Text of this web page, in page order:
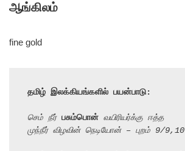
ஆங்கிலம்
fine gold
தமிழ் இலக்கியங்களில் பயன்பாடு:
செம் நீர் பசும்பொன் வயிரியர்க்கு ஈத்த
முந்நீர் விழவின் நெடியோன் – புறம் 9/9,10